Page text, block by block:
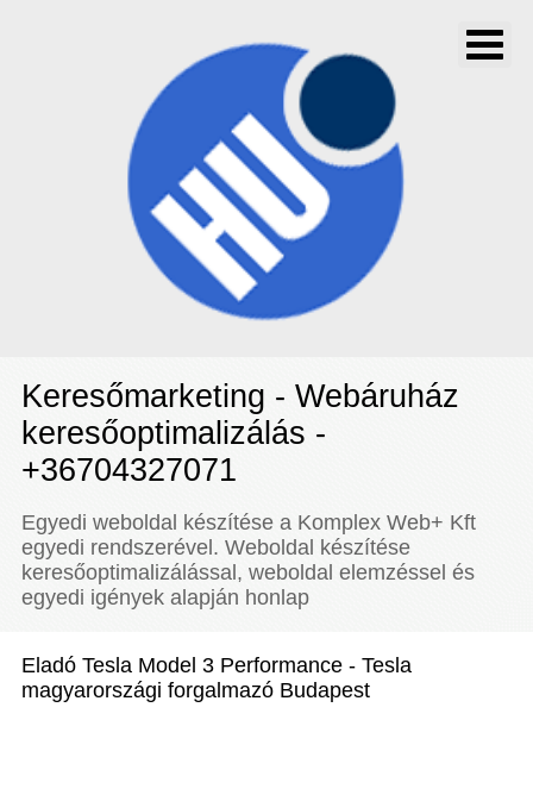
Keresőmarketing - Webáruház
keresőoptimalizálás -
+36704327071
Egyedi weboldal készítése a Komplex Web+ Kft
egyedi rendszerével. Weboldal készítése
keresőoptimalizálással, weboldal elemzéssel és
egyedi igények alapján honlap
Eladó Tesla Model 3 Performance - Tesla
magyarországi forgalmazó Budapest